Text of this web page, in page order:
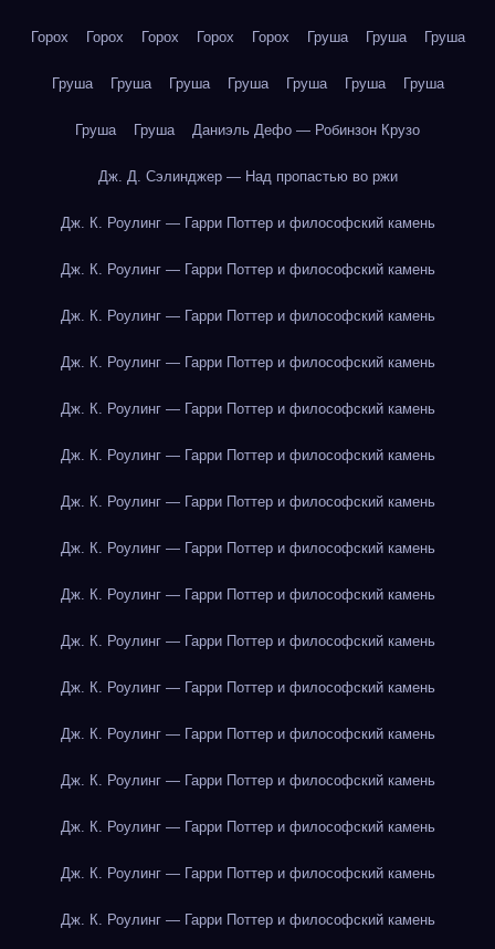
Горох Горох Горох Горох Горох Груша Груша Груша
Груша Груша Груша Груша Груша Груша Груша
Груша Груша Даниэль Дефо — Робинзон Крузо
Дж. Д. Сэлинджер — Над пропастью во ржи
Дж. К. Роулинг — Гарри Поттер и философский камень
Дж. К. Роулинг — Гарри Поттер и философский камень
Дж. К. Роулинг — Гарри Поттер и философский камень
Дж. К. Роулинг — Гарри Поттер и философский камень
Дж. К. Роулинг — Гарри Поттер и философский камень
Дж. К. Роулинг — Гарри Поттер и философский камень
Дж. К. Роулинг — Гарри Поттер и философский камень
Дж. К. Роулинг — Гарри Поттер и философский камень
Дж. К. Роулинг — Гарри Поттер и философский камень
Дж. К. Роулинг — Гарри Поттер и философский камень
Дж. К. Роулинг — Гарри Поттер и философский камень
Дж. К. Роулинг — Гарри Поттер и философский камень
Дж. К. Роулинг — Гарри Поттер и философский камень
Дж. К. Роулинг — Гарри Поттер и философский камень
Дж. К. Роулинг — Гарри Поттер и философский камень
Дж. К. Роулинг — Гарри Поттер и философский камень